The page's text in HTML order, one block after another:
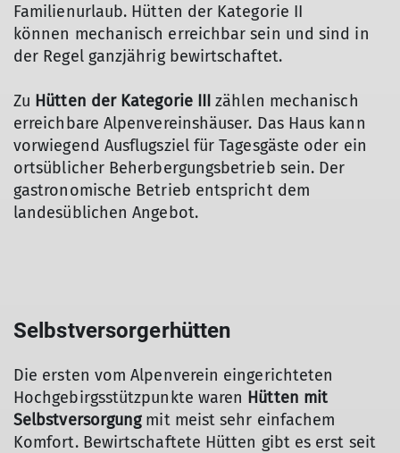
Familienurlaub. Hütten der Kategorie II
können mechanisch erreichbar sein und sind in
der Regel ganzjährig bewirtschaftet.
Zu Hütten der Kategorie IIIzählen mechanisch
erreichbare Alpenvereinshäuser. Das Haus kann
vorwiegend Ausflugsziel für Tagesgäste oder ein
ortsüblicher Beherbergungsbetrieb sein. Der
gastronomische Betrieb entspricht dem
landesüblichen Angebot.
Selbstversorgerhütten
Die ersten vom Alpenverein eingerichteten
Hochgebirgsstützpunkte waren Hütten mit
Selbstversorgungmit meist sehr einfachem
Komfort. Bewirtschaftete Hütten gibt es erst seit